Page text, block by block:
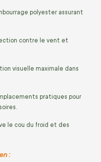
polyester assurant
contre le vent et
visuelle maximale dans
pratiques pour
le cou du froid et des
: